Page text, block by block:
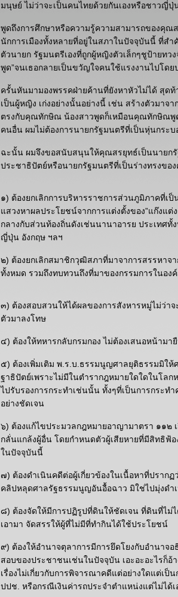
มนุษย์ ไม่ว่าจะเป็นคนไทยด้วยกันเองหรือชาวญี่ปุ่
พูดถึงการศึกษาหรือความรู้ความสามารถของคุ
นักการเมืองทั้งหลายที่อยู่ในสภาในปัจจุบันนี้ ที่สำ
ตัวนายก รัฐมนตรีเองที่ถูกผู้หญิงตัวเล็กๆชูป้ายทว
พูด”จนเธอกลายเป็นขวัญใจคนใช้แรงงานไปโด
ครั้นหันมามองพรรคฝ่ายค้านที่ยังหาหัวไม่ได้ สุด
เป็นผู้หญิง เก่งอย่างนั้นอย่างนี้ เช่น สร้างตัวมาจ
ตรงกับคุณทักษิณ น้องสาวพูดก็เหมือนคุณทักษิณพูด
คนอื่น ผมไม่ต้องการนายกรัฐมนตรีที่เป็นหุ่นกระบ
ฉะนั้น ผมจึงขอสนับสนุนให้คุณสรยุทธ์เป็นนายก
ประชาธิปัตย์หรือนายกรัฐมนตรีที่เป็นร่างทรงขอ
๑) ต้องยกเลิกการบริหารราชการส่วนภูมิภาคที่เ
สวงหาผลประโยชน์จากการแต่งตั้งของ”แก๊งแต่
กลางกับส่วนท้องถิ่นดังเช่นนานาอารย ประเทศ
ญี่ปุ่น อังกฤษ ฯลฯ
๒) ต้องยกเลิกสมาชิกวุฒิสภาที่มาจาการสรรหาจา
ทั้งหมด รวมถึงทบทวนถึงที่มาของกรรมการในอ
๓) ต้องสอบสวนให้ได้ผลของการสังหารหมู่ไม่ว่า
ตัวมาลงโทษ
๔) ต้องให้ทหารกลับกรมกอง ไม่ต้องเสนอหน้ามา
๕) ต้องเพิ่มเติม พ.ร.บ.ธรรมนูญศาลยุติธรรมมิใ
ฐาธิปัตย์เพราะไม่มีในตำรากฎหมายใดใดในโล
ไปรับรองการกระทำเช่นนั้น ทั้งๆที่เป็นการกระ
อย่างชัดเจน
๖) ต้องแก้ไขประมวลกฎหมายอาญามาตรา ๑๑๒
กลั่นแกล้งผู้อื่น โดยกำหนดตัวผู้เสียหายที่มีสิทธิฟ้
นปัจจุบันนี้
๗) ต้องดำเนินคดีต่อผู้เกี่ยวข้องในเนื้อหาที่ปราก
คลิปหลุดศาลรัฐธรรมนูญอันอื้อฉาว มิใช่ไปมุ่งดำ
๘) ต้องจัดให้มีการปฏิรูปที่ดินให้ชัดเจน ที่ดินที่ไม่
เอามา จัดสรรให้ผู้ที่ไม่มีที่ทำกินได้ใช้ประโยชน์
๙) ต้องให้อำนาจตุลาการมีการยึดโยงกับอำนาจ
สอบของประชาชนเช่นในปัจจุบัน เอะอะอะไรก็
เรื่องไม่เกี่ยวกับการพิจารณาคดีแต่อย่างใดแต่เ
ปปช. หรือกรณีเงินค่ารถประจำตำแหน่งแต่ไม่ได้